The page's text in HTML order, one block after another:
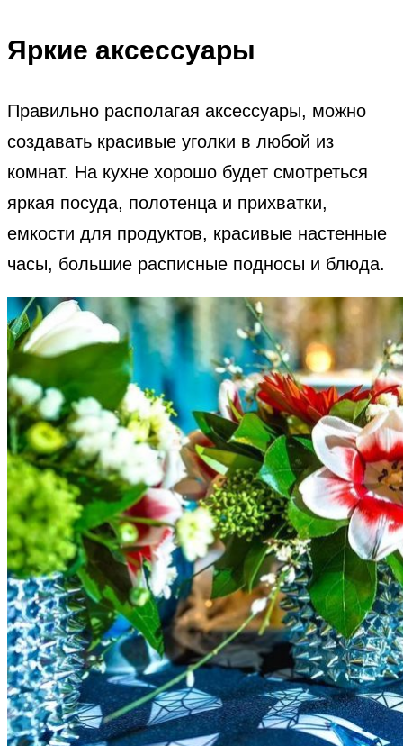
Яркие аксессуары
Правильно располагая аксессуары, можно
создавать красивые уголки в любой из
комнат. На кухне хорошо будет смотреться
яркая посуда, полотенца и прихватки,
емкости для продуктов, красивые настенные
часы, большие расписные подносы и блюда.